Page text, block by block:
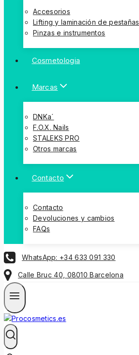
Accesorios
Lifting y laminación de pestañas
Pinzas e instrumentos
Cosmetologia
Marcas
DNKa´
F.O.X. Nails
STALEKS PRO
Otros marcas
Contacto
Contacto
Devoluciones y cambios
FAQs
WhatsApp: +34 633 091 330
Calle Bruc 40, 08010 Barcelona